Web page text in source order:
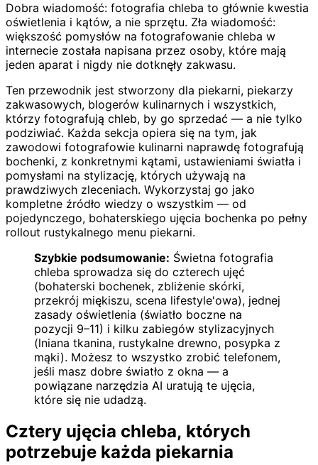
Dobra wiadomość: fotografia chleba to głównie kwestia
oświetlenia i kątów, a nie sprzętu. Zła wiadomość:
większość pomysłów na fotografowanie chleba w
internecie została napisana przez osoby, które mają
jeden aparat i nigdy nie dotknęły zakwasu.
Ten przewodnik jest stworzony dla piekarni, piekarzy
zakwasowych, blogerów kulinarnych i wszystkich,
którzy fotografują chleb, by go sprzedać — a nie tylko
podziwiać. Każda sekcja opiera się na tym, jak
zawodowi fotografowie kulinarni naprawdę fotografują
bochenki, z konkretnymi kątami, ustawieniami światła i
pomysłami na stylizację, których używają na
prawdziwych zleceniach. Wykorzystaj go jako
kompletne źródło wiedzy o wszystkim — od
pojedynczego, bohaterskiego ujęcia bochenka po pełny
rollout rustykalnego menu piekarni.
Szybkie podsumowanie: Świetna fotografia
chleba sprowadza się do czterech ujęć
(bohaterski bochenek, zbliżenie skórki,
przekrój miękiszu, scena lifestyle'owa), jednej
zasady oświetlenia (światło boczne na
pozycji 9–11) i kilku zabiegów stylizacyjnych
(lniana tkanina, rustykalne drewno, posypka z
mąki). Możesz to wszystko zrobić telefonem,
jeśli masz dobre światło z okna — a
powiązane narzędzia AI uratują te ujęcia,
które się nie udadzą.
Cztery ujęcia chleba, których
potrzebuje każda piekarnia